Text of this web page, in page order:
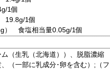
1個
19.8g/1個
） 食塩相当量0.05g/1個
（生乳（北海道））、脱脂濃縮
（一部に乳成分･卵を含む）;（フ